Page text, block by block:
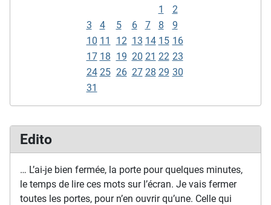
Edito
… L’ai-je bien fermée, la porte pour quelques minutes,
le temps de lire ces mots sur l’écran. Je vais fermer
toutes les portes, pour n’en ouvrir qu’une. Celle qui
1
2
3
4 5 6 7 8
9
10 11 12 13 14 15 16
17 18 19 20 21 22 23
24 25 26 27 28 29 30
31